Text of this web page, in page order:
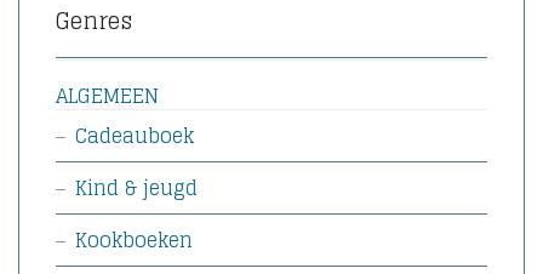
Genres
ALGEMEEN
Cadeauboek
Kind & jeugd
Kookboeken